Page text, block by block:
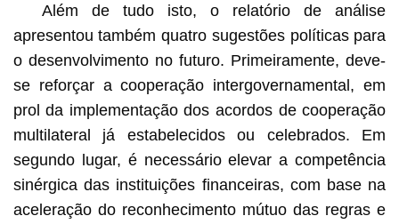
Além de tudo isto, o relatório de análise
apresentou também quatro sugestões políticas para
o desenvolvimento no futuro. Primeiramente, deve-
se reforçar a cooperação intergovernamental, em
prol da implementação dos acordos de cooperação
multilateral já estabelecidos ou celebrados. Em
segundo lugar, é necessário elevar a competência
sinérgica das instituições financeiras, com base na
aceleração do reconhecimento mútuo das regras e